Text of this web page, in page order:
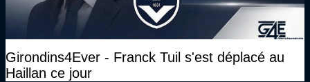
Girondins4Ever - Franck Tuil s'est déplacé au
Haillan ce jour